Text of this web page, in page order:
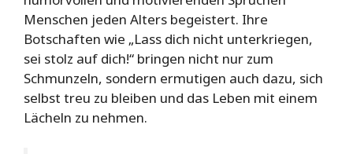
Menschen jeden Alters begeistert. Ihre
Botschaften wie „Lass dich nicht unterkriegen,
sei stolz auf dich!“ bringen nicht nur zum
Schmunzeln, sondern ermutigen auch dazu, sich
selbst treu zu bleiben und das Leben mit einem
Lächeln zu nehmen.